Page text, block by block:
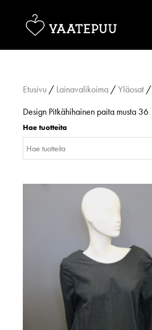
Etusivu / Lainavalikoima/Yläosat/
Design Pitkähihainen paita musta 36
Hae tuotteita